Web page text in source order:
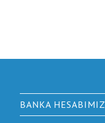
BANKA HESABIMIZ